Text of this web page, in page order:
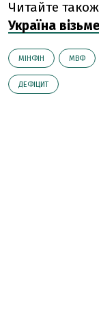
Читайте
Україна
МІНФІН МВФ
ДЕФІЦИТ